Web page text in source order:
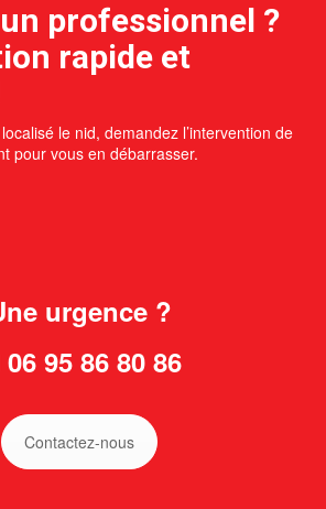
professionnel ?
rapide et
le nid, demandez l’intervention de
pour vous en débarrasser.
urgence ?
06 95 86 80 86
Contactez-nous